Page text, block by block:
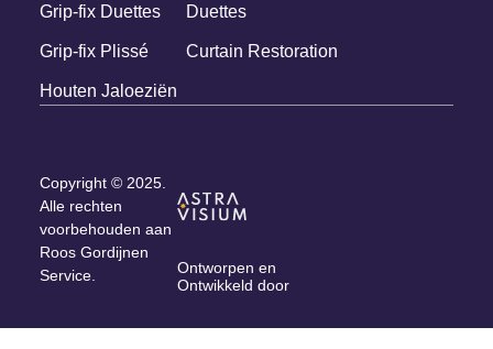
Grip-fix Duettes
Grip-fix Plissé
Houten Jaloeziën
Duettes
Curtain Restoration
Copyright © 2025.
Alle rechten
voorbehouden aan
Roos Gordijnen
Service.
Ontworpen en
Ontwikkeld door